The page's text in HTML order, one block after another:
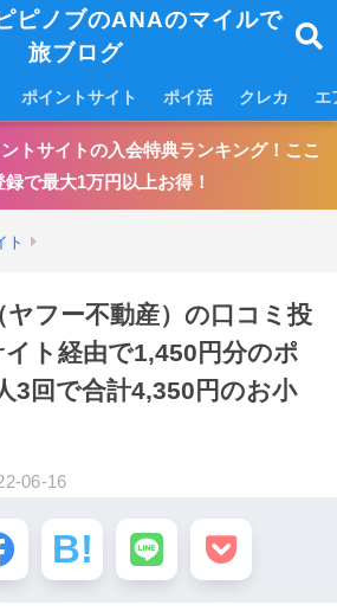
ピノブのANAのマイルで
旅ブログ
ポイントサイト ポイ活 クレカ エ
トサイトの入会特典ランキング！ここ
で最大1万円以上お得！
ト
フー不動産）の口コミ投
ト経由で1,450円分のポ
3回で合計4,350円のお小
06-16